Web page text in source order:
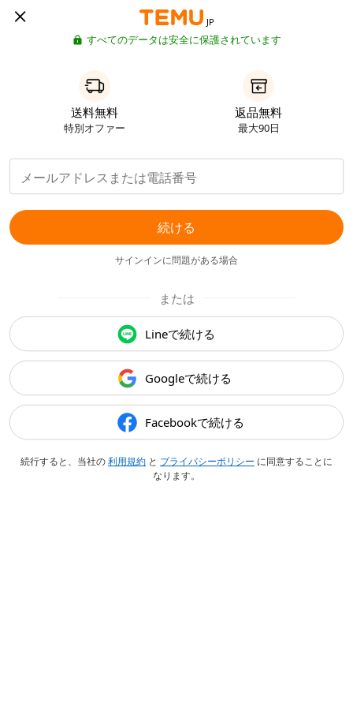
JP
すべてのデータは安全に保護されています
送料無料
特別オファー
返品無料
最大90日
続ける
サインインに問題がある場合
または
Lineで続ける
Googleで続ける
Facebookで続ける
続行すると、当社の利用規約 と プライバシーポリシー に同意することに
なります。